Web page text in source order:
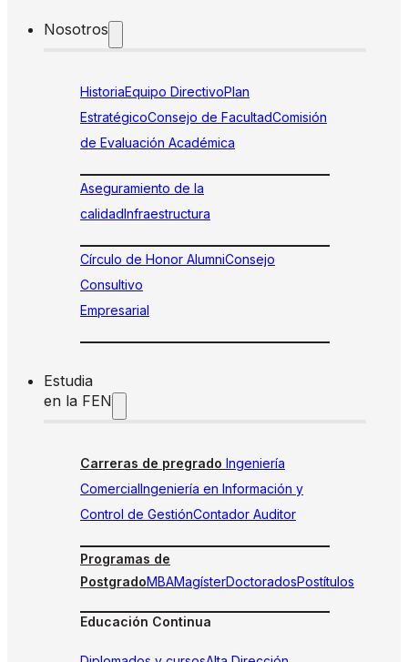
Nosotros
HistoriaEquipo DirectivoPlan
EstratégicoConsejo de FacultadComisión
de Evaluación Académica
Aseguramiento de la
calidadInfraestructura
Círculo de Honor AlumniConsejo
Consultivo
Empresarial
Estudia
en la FEN
Carreras de pregrado Ingeniería
ComercialIngeniería en Información y
Control de GestiónContador Auditor
Programas de
PostgradoMBAMagísterDoctoradosPostítulos
Educación Continua